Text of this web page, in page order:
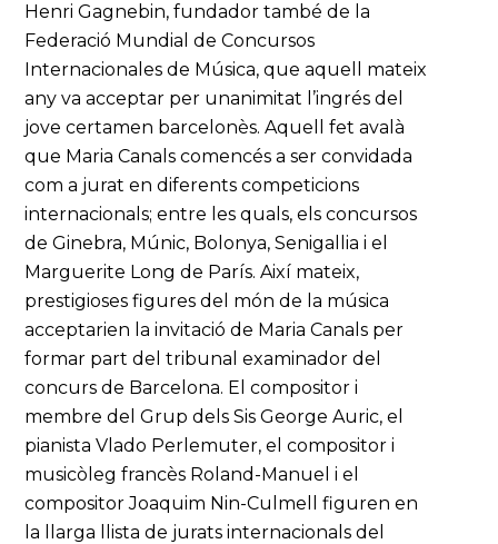
Henri Gagnebin, fundador també de la
Federació Mundial de Concursos
Internacionales de Música, que aquell mateix
any va acceptar per unanimitat l’ingrés del
jove certamen barcelonès. Aquell fet avalà
que Maria Canals comencés a ser convidada
com a jurat en diferents competicions
internacionals; entre les quals, els concursos
de Ginebra, Múnic, Bolonya, Senigallia i el
Marguerite Long de París. Així mateix,
prestigioses figures del món de la música
acceptarien la invitació de Maria Canals per
formar part del tribunal examinador del
concurs de Barcelona. El compositor i
membre del Grup dels Sis George Auric, el
pianista Vlado Perlemuter, el compositor i
musicòleg francès Roland-Manuel i el
compositor Joaquim Nin-Culmell figuren en
la llarga llista de jurats internacionals del